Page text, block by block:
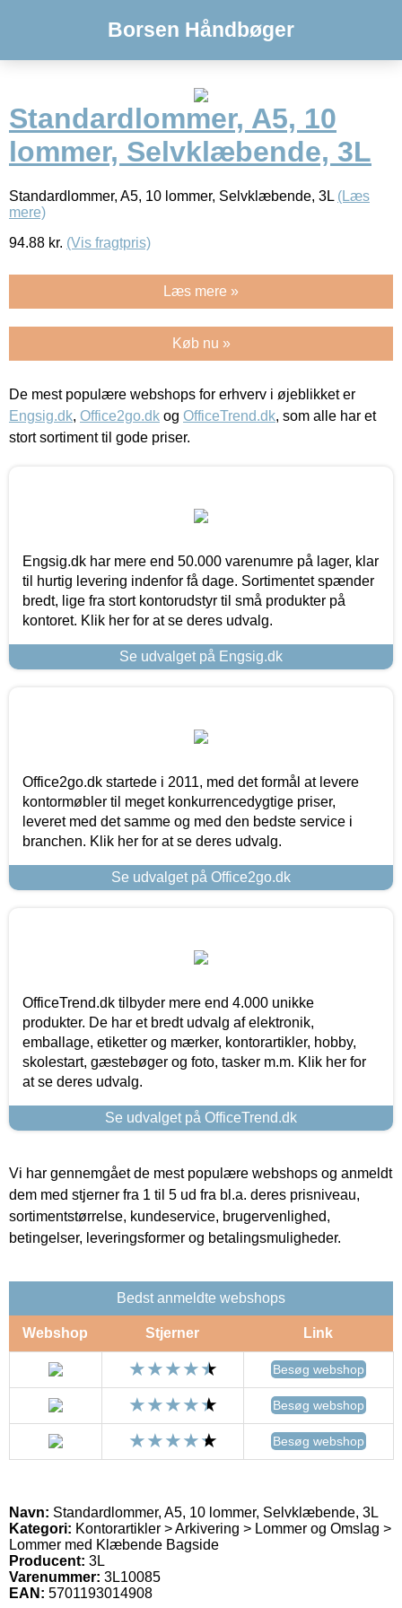
Borsen Håndbøger
Standardlommer, A5, 10
lommer, Selvklæbende, 3L
Standardlommer, A5, 10 lommer, Selvklæbende, 3L (Læs
mere)
94.88 kr. (Vis fragtpris)
Læs mere »
Køb nu »
De mest populære webshops for erhverv i øjeblikket er
Engsig.dk, Office2go.dk og OfficeTrend.dk, som alle har et
stort sortiment til gode priser.
Engsig.dk har mere end 50.000 varenumre på lager, klar
til hurtig levering indenfor få dage. Sortimentet spænder
bredt, lige fra stort kontorudstyr til små produkter på
kontoret. Klik her for at se deres udvalg.
Se udvalget på Engsig.dk
Office2go.dk startede i 2011, med det formål at levere
kontormøbler til meget konkurrencedygtige priser,
leveret med det samme og med den bedste service i
branchen. Klik her for at se deres udvalg.
Se udvalget på Office2go.dk
OfficeTrend.dk tilbyder mere end 4.000 unikke
produkter. De har et bredt udvalg af elektronik,
emballage, etiketter og mærker, kontorartikler, hobby,
skolestart, gæstebøger og foto, tasker m.m. Klik her for
at se deres udvalg.
Se udvalget på OfficeTrend.dk
Vi har gennemgået de mest populære webshops og anmeldt
dem med stjerner fra 1 til 5 ud fra bl.a. deres prisniveau,
sortimentstørrelse, kundeservice, brugervenlighed,
betingelser, leveringsformer og betalingsmuligheder.
Bedst anmeldte webshops
Webshop Stjerner Link
Besøg webshop
Besøg webshop
Besøg webshop
Navn: Standardlommer, A5, 10 lommer, Selvklæbende, 3L
Kategori: Kontorartikler > Arkivering > Lommer og Omslag >
Lommer med Klæbende Bagside
Producent: 3L
Varenummer: 3L10085
EAN: 5701193014908